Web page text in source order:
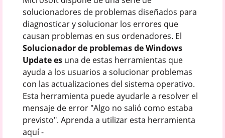
solucionadores de problemas diseñados para
diagnosticar y solucionar los errores que
causan problemas en sus ordenadores. El
Solucionador de problemas de Windows
Update es una de estas herramientas que
ayuda a los usuarios a solucionar problemas
con las actualizaciones del sistema operativo.
Esta herramienta puede ayudarle a resolver el
mensaje de error "Algo no salió como estaba
previsto". Aprenda a utilizar esta herramienta
aquí -